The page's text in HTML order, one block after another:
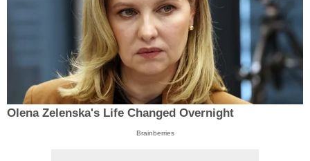
Olena Zelenska's Life Changed Overnight
Brainberries